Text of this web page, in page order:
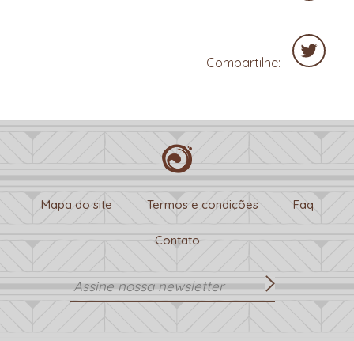
Compartilhe:
Mapa do site Termos e condições Faq
Contato